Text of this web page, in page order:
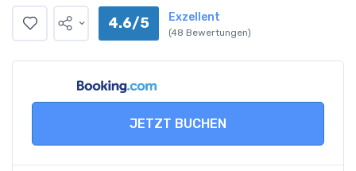
4.6/5 Exzellent
(48 Bewertungen)
JETZT BUCHEN